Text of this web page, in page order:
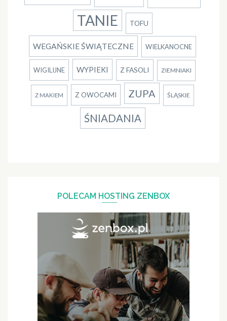
TANIE TOFU
WEGAŃSKIE ŚWIĄTECZNE WIELKANOCNE
WIGILIJNE WYPIEKI Z FASOLI ZIEMNIAKI
Z MAKIEM Z OWOCAMI ZUPA ŚLĄSKIE
ŚNIADANIA
POLECAM HOSTING ZENBOX